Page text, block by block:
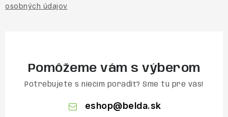
osobných údajov
Pomôžeme vám s výberom
Potrebujete s niečím poradiť? Sme tu pre vás!
eshop@belda.sk